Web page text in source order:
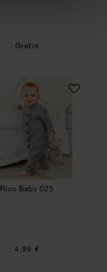
Gratis
Rico Baby 025
Rico Baby 025
4,99 €